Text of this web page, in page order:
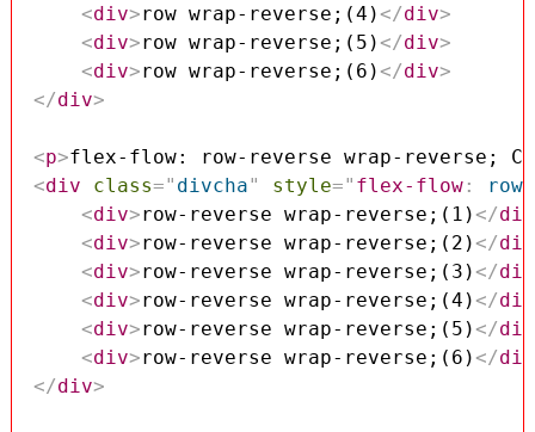
<div>row wrap-reverse;(4) </div>
<div>row wrap-reverse;(5) </div>
<div>row wrap-reverse;(6) </div>
</div>
<p>flex-flow: row-reverse wrap-reverse;
<div class=" divcha" style=" flex-flow:
<div>row-reverse wrap-reverse;(1) </div
<div>row-reverse wrap-reverse;(2) </div
<div>row-reverse wrap-reverse;(3) </div
<div>row-reverse wrap-reverse;(4) </div
<div>row-reverse wrap-reverse;(5) </div
<div>row-reverse wrap-reverse;(6) </div
</div>